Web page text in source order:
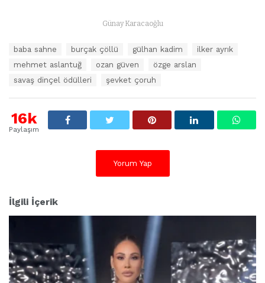
Günay Karacaoğlu
r
baba sahne burçak çöllü gülhan kadim
ilker ayrık
mehmet aslantuğ
ozan güven
özge arslan
savaş dinçel ödülleri
şevket çoruh
16k
Paylaşım
Yorum Yap
İlgili İçerik